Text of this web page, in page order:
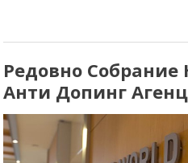
Редовно Собрание
Анти Допинг